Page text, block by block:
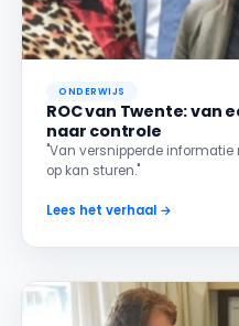
ONDERWIJS
ROC van Twente: van
naar controle
"Van versnipperde
op kan sturen."
Lees het verhaal →